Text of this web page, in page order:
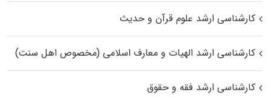
کارشناسی ارشد علوم قرآن و حدیث
کارشناسی ارشد الهیات و معارف اسلامی (مخصوص اهل سنت)
کارشناسی ارشد فقه و حقوق